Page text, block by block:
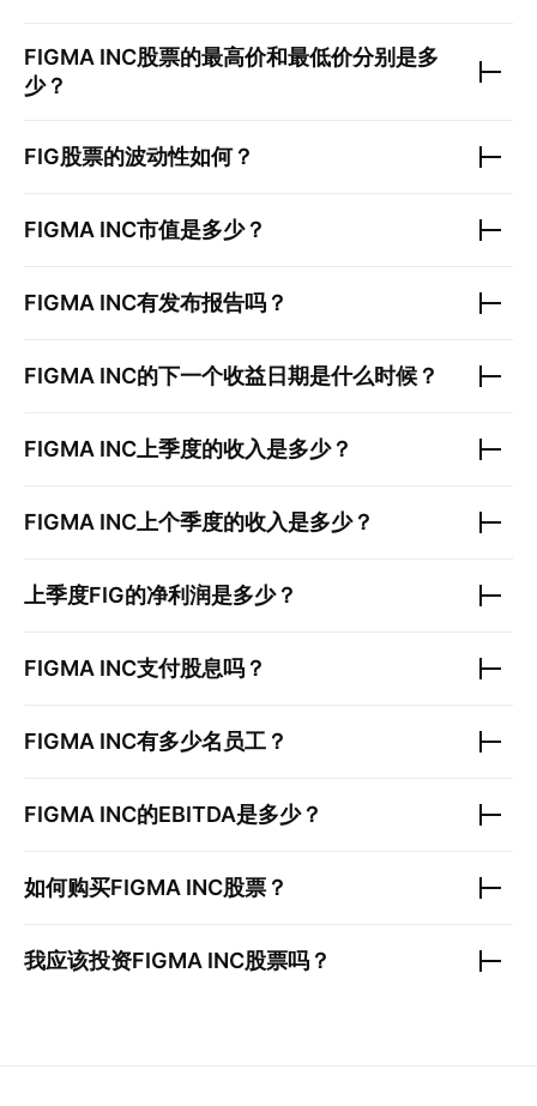
FIGMA INC股票的最高价和最低价分别是多
少？
FIG股票的波动性如何？
FIGMA INC市值是多少？
FIGMA INC有发布报告吗？
FIGMA INC的下一个收益日期是什么时候？
FIGMA INC 上季度的收入是多少？
FIGMA INC 上个季度的收入是多少？
上季度FIG的净利润是多少？
FIGMA INC支付股息吗？
FIGMA INC有多少名员工？
FIGMA INC的EBITDA是多少？
如何购买FIGMA INC股票？
我应该投资FIGMA INC股票吗？